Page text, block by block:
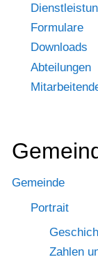
Formulare
Downloads
Abteilungen
Gemeinde
Portrait
Zahlen